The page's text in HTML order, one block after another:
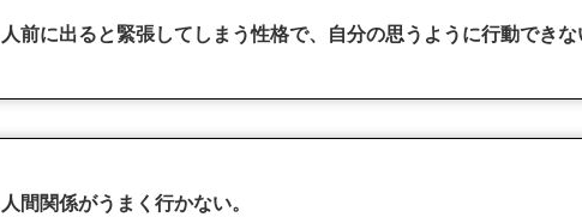
人前に出ると緊張してしまう性格で、自分の思うように行動できな
人間関係がうまく行かない。